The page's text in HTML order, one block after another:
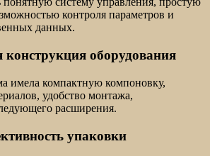
контроля параметров и
данных.
оборудования
имела компактную компоновку,
удобство монтажа,
расширения.
упаковки